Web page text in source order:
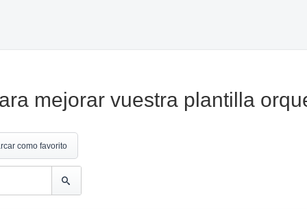
mejorar vuestra plantilla
como favorito